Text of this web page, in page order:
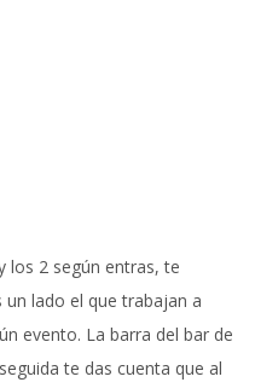
los 2 según entras, te
lado el que trabajan a
evento. La barra del bar de
te das cuenta que al